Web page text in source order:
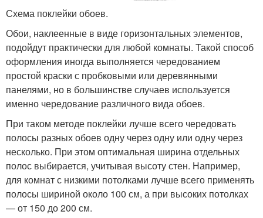
Схема поклейки обоев.
Обои, наклеенные в виде горизонтальных элементов,
подойдут практически для любой комнаты. Такой способ
оформления иногда выполняется чередованием
простой краски с пробковыми или деревянными
панелями, но в большинстве случаев используется
именно чередование различного вида обоев.
При таком методе поклейки лучше всего чередовать
полосы разных обоев одну через одну или одну через
несколько. При этом оптимальная ширина отдельных
полос выбирается, учитывая высоту стен. Например,
для комнат с низкими потолками лучше всего применять
полосы шириной около 100 см, а при высоких потолках
— от 150 до 200 см.